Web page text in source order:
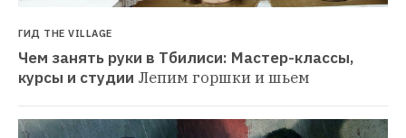
ГИД THE VILLAGE
Чем занять руки в Тбилиси: Мастер-классы,
курсы и студии Лепим горшки и шьем